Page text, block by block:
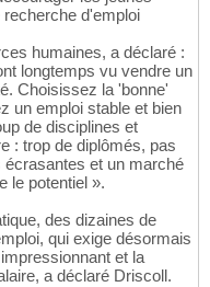
d'emploi
humaines, a déclaré :
longtemps vu vendre un
Choisissez la 'bonne'
un emploi stable et bien
de disciplines et
: trop de diplômés, pas
et un marché
le potentiel ».
des dizaines de
qui exige désormais
et la
a déclaré Driscoll.